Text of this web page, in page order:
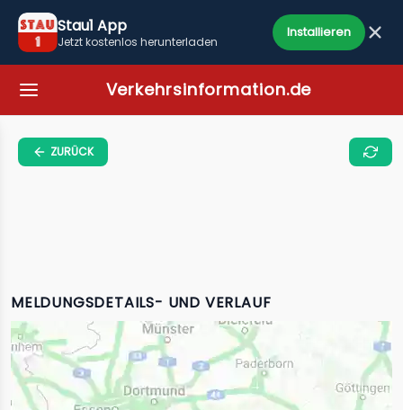
Stau1 App
Jetzt kostenlos herunterladen
Installieren
Verkehrsinformation.de
ZURÜCK
MELDUNGSDETAILS- UND VERLAUF